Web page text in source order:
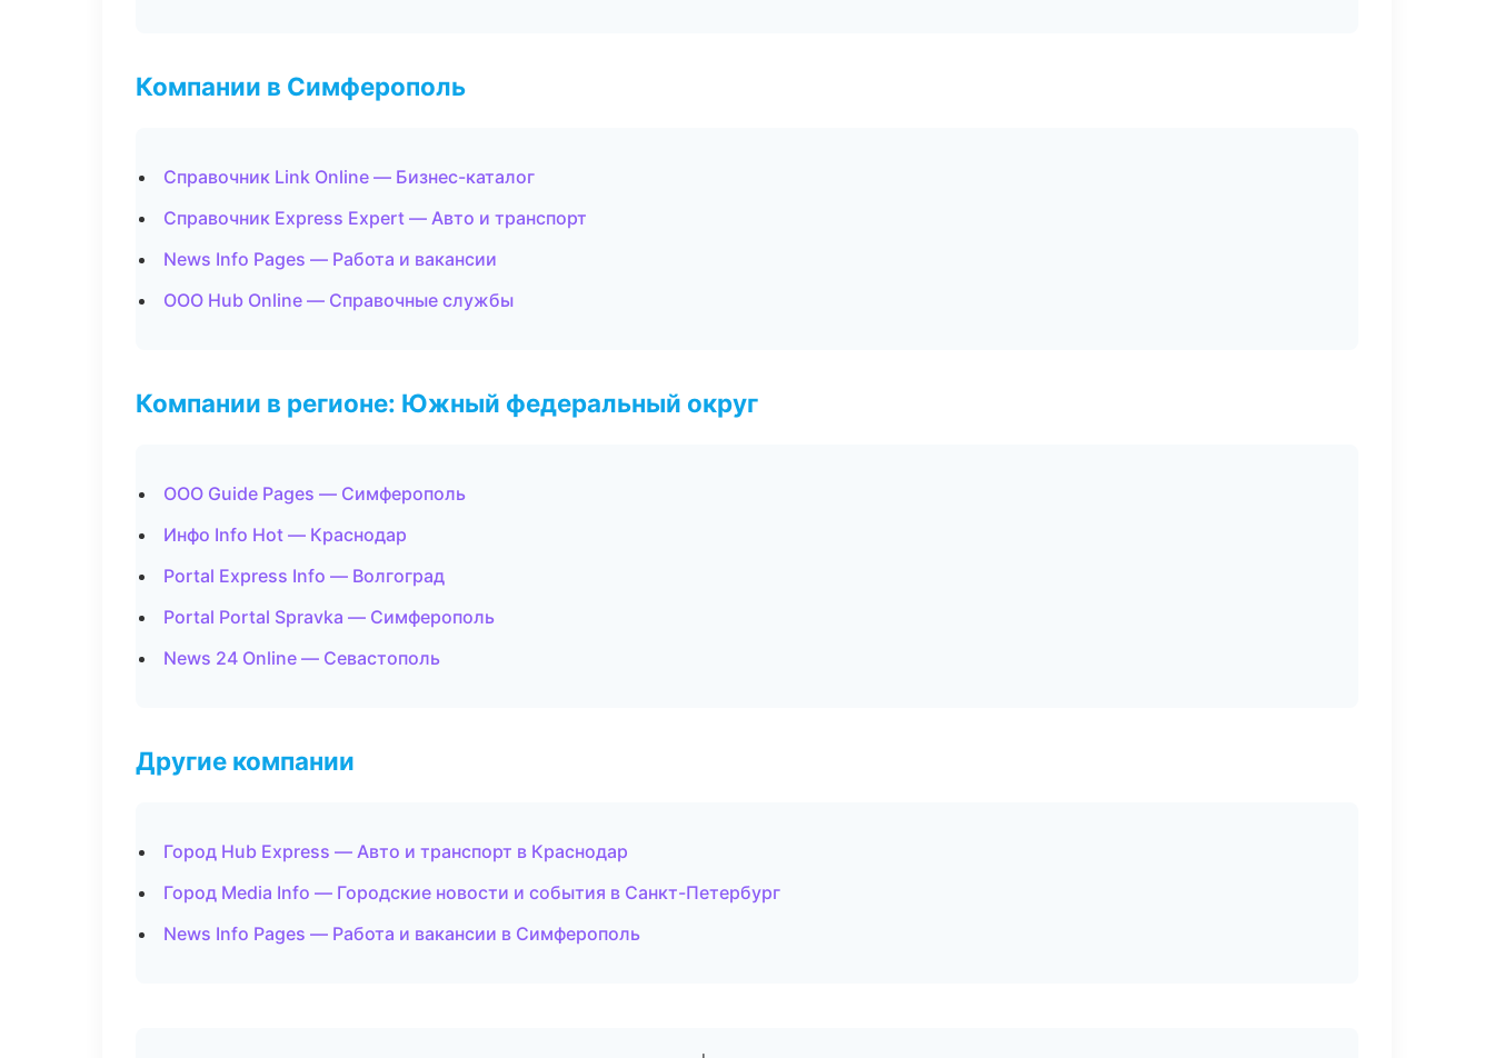
Компании в Симферополь
Справочник Link Online — Бизнес-каталог
Справочник Express Expert — Авто и транспорт
News Info Pages — Работа и вакансии
ООО Hub Online — Справочные службы
Компании в регионе: Южный федеральный округ
ООО Guide Pages — Симферополь
Инфо Info Hot — Краснодар
Portal Express Info — Волгоград
Portal Portal Spravka — Симферополь
News 24 Online — Севастополь
Другие компании
Город Hub Express — Авто и транспорт в Краснодар
Город Media Info — Городские новости и события в Санкт-Петербург
News Info Pages — Работа и вакансии в Симферополь